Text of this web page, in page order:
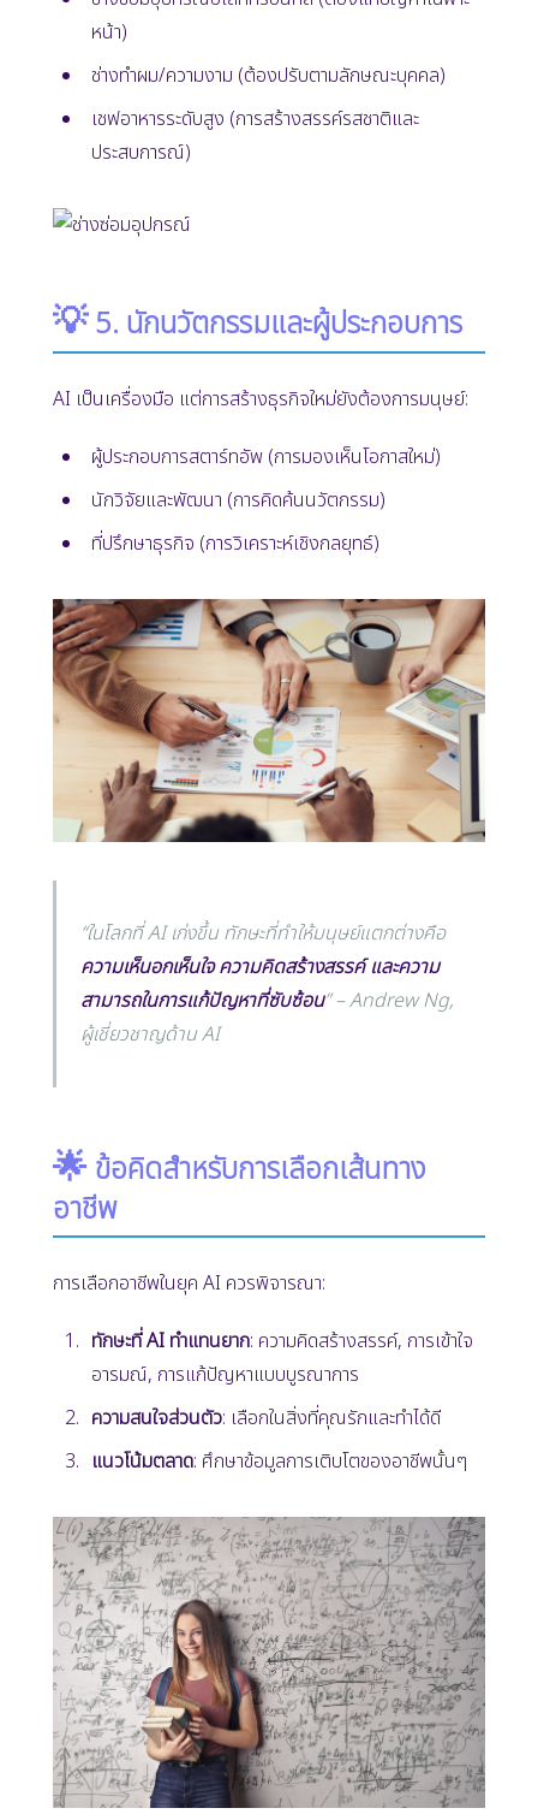
หน้า)
ช่างทำผม/ความงาม (ต้องปรับตามลักษณะบุคคล)
เชฟอาหารระดับสูง (การสร้างสรรค์รสชาติและ
ประสบการณ์)
💡5. นักนวัตกรรมและผู้ประกอบการ
AI เป็นเครื่องมือ แต่การสร้างธุรกิจใหม่ยังต้องการมนุษย์:
ผู้ประกอบการสตาร์ทอัพ (การมองเห็นโอกาสใหม่)
นักวิจัยและพัฒนา (การคิดค้นนวัตกรรม)
ที่ปรึกษาธุรกิจ (การวิเคราะห์เชิงกลยุทธ์)
“ในโลกที่ AI เก่งขึ้น ทักษะที่ทำให้มนุษย์แตกต่างคือ
ความเห็นอกเห็นใจ ความคิดสร้างสรรค์ และความ
สามารถในการแก้ปัญหาที่ซับซ้อน” – Andrew Ng,
ผู้เชี่ยวชาญด้าน AI
🌟 ข้อคิดสำหรับการเลือกเส้นทาง
อาชีพ
การเลือกอาชีพในยุค AI ควรพิจารณา:
ทักษะที่ AI ทำแทนยาก: ความคิดสร้างสรรค์, การเข้าใจ
อารมณ์, การแก้ปัญหาแบบบูรณาการ
ความสนใจส่วนตัว: เลือกในสิ่งที่คุณรักและทำได้ดี
แนวโน้มตลาด: ศึกษาข้อมูลการเติบโตของอาชีพนั้นๆ